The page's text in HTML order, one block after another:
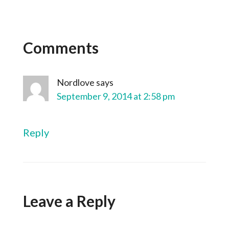
Comments
Nordlove says
September 9, 2014 at 2:58 pm
Reply
Leave a Reply